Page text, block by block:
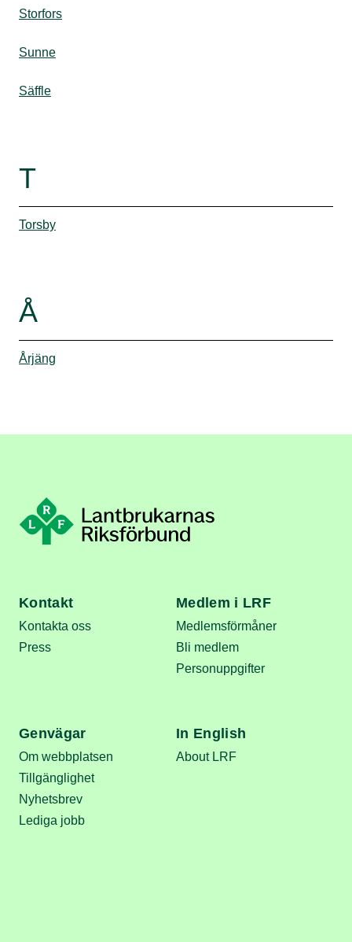
Storfors
Sunne
Säffle
T
Torsby
Å
Årjäng
Kontakt
Kontakta oss
Press
Medlem i LRF
Medlemsförmåner
Bli medlem
Personuppgifter
Genvägar
Om webbplatsen
Tillgänglighet
Nyhetsbrev
Lediga jobb
In English
About LRF